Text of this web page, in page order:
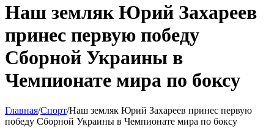
Наш земляк Юрий Захареев
принес первую победу
Сборной Украины в
Чемпионате мира по боксу
Главная/Спорт/Наш земляк Юрий Захареев принес первую
победу Сборной Украины в Чемпионате мира по боксу